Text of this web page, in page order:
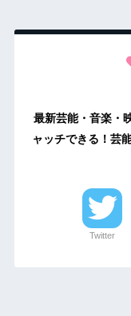
最新芸能・音楽・
ャッチできる！芸
Twitter